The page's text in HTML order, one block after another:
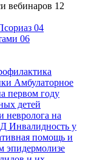
вебинаров 12
04
06
Амбулаторное
первом году
детей
невролога на
Инвалидность у
помощь и
эпидермолизе